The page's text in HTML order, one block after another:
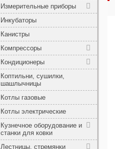
Измерительные приборы
Инкубаторы
Канистры
Компрессоры
Кондиционеры
Коптильни, сушилки,
шашлычницы
Котлы газовые
Котлы электрические
Кузнечное оборудование и
станки для ковки
Лестницы, стремянки